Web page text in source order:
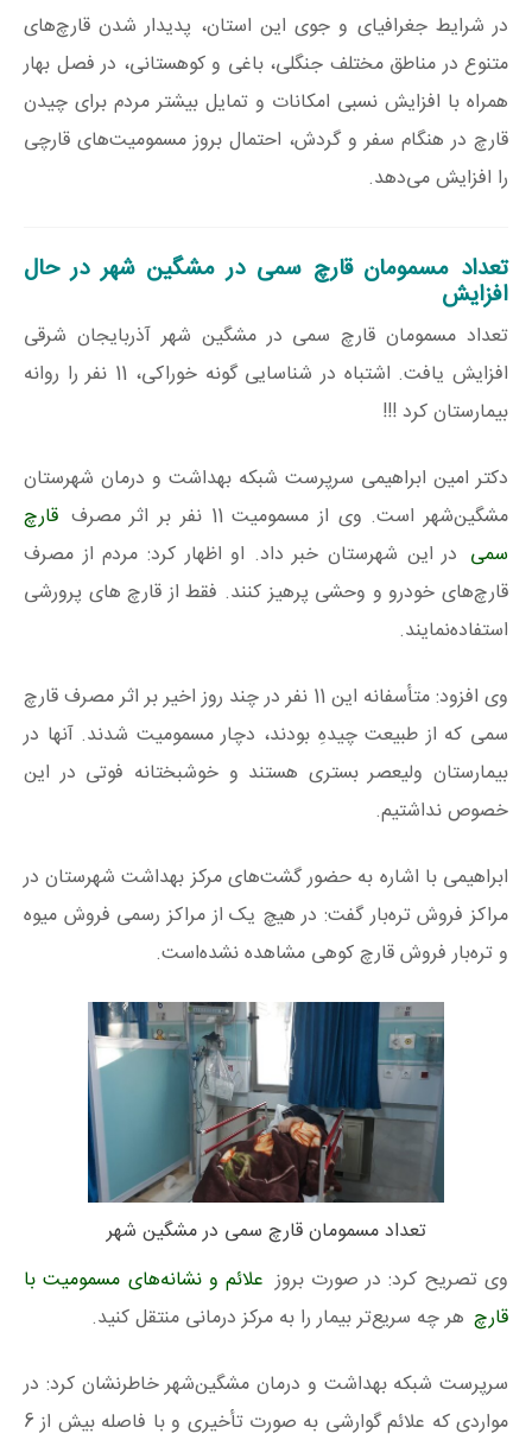
در شرایط جغرافیای و جوی این استان، پدیدار شدن قارچ‌های
متنوع در مناطق مختلف جنگلی، باغی و کوهستانی، در فصل بهار
همراه با افزایش نسبی امکانات و تمایل بیشتر مردم برای چیدن
قارچ در هنگام سفر و گردش، احتمال بروز مسمومیت‌های قارچی
را افزایش می‌دهد.
تعداد مسمومان قارچ سمی در مشگین شهر در حال
افزایش
تعداد مسمومان قارچ سمی در مشگین شهر آذربایجان شرقی
افزایش یافت. اشتباه در شناسایی گونه خوراکی، 11 نفر را روانه
بیمارستان کرد !!!
دکتر امین ابراهیمی سرپرست شبکه بهداشت و درمان شهرستان
مشگین‌شهر است. وی از مسمومیت 11 نفر بر اثر مصرف
قارچ
سمی در این شهرستان خبر داد. او اظهار کرد: مردم از مصرف
قارچ‌های خودرو و وحشی پرهیز کنند. فقط از قارچ های پرورشی
استفاده‌نمایند.
وی افزود: متأسفانه این 11 نفر در چند روز اخیر بر اثر مصرف قارچ
سمی که از طبیعت چیدهِ بودند، دچار مسمومیت شدند. آنها در
بیمارستان ولیعصر بستری هستند و خوشبختانه فوتی در این
خصوص نداشتیم.
ابراهیمی با اشاره به حضور گشت‌های مرکز بهداشت شهرستان در
مراکز فروش تره‌بار گفت: در هیچ‌ یک از مراکز رسمی فروش میوه
و تره‌بار فروش قارچ کوهی مشاهده نشده‌است.
تعداد مسمومان قارچ سمی در مشگین شهر
وی تصریح کرد: در صورت بروز علائم و نشانه‌های مسمومیت با
قارچ هر چه سریع‌تر بیمار را به مرکز درمانی منتقل کنید.
سرپرست شبکه بهداشت و درمان مشگین‌شهر خاطرنشان کرد: در
مواردی که علائم گوارشی به صورت تأخیری و با فاصله بیش از 6